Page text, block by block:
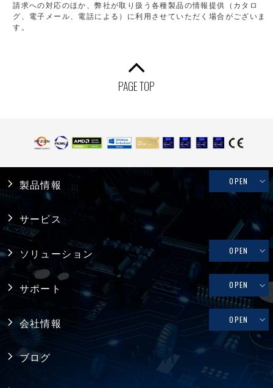
請求への対応のほか、弊社が取り扱う各種製品の情報提供（カタロ
グ、電子メール、電話による）に利用させていただく場合がございま
す。
PAGE TOP
製品情報 OPEN
産業用PC
システム製品
産業用マザーボード
コンピュータ・オン・モジュール
シングルボードコンピュータ
バックプレーン
サービス
ソリューション OPEN
リテール・物流
メディカル
ファクトリーオートメーション
サポート OPEN
修理依頼、技術的なお問い合わせ
会社情報 OPEN
採用情報
ブログ